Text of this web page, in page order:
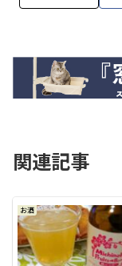
関連記事
お酒